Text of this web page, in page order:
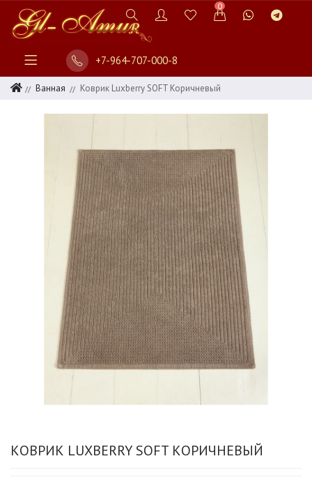
0
+7-964-707-000-8
Ванная Коврик Luxberry SOFT Коричневый
КОВРИК LUXBERRY SOFT КОРИЧНЕВЫЙ